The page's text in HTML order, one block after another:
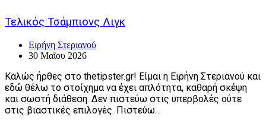
Τελικός Τσάμπιονς Λιγκ
Ειρήνη Στεριανού
30 Μαΐου 2026
Καλώς ήρθες στο thetipster.gr! Είμαι η Ειρήνη Στεριανού και
εδώ θέλω το στοίχημα να έχει απλότητα, καθαρή σκέψη
και σωστή διάθεση. Δεν πιστεύω στις υπερβολές ούτε
στις βιαστικές επιλογές. Πιστεύω…